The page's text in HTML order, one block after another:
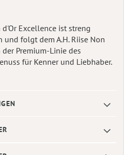
d'Or Excellence ist streng
folgt dem A.H. Riise Non
Premium-Linie des
für Kenner und Liebhaber.